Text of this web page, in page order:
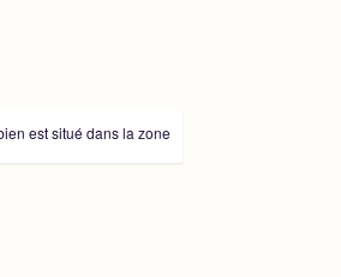
est situé dans la zone